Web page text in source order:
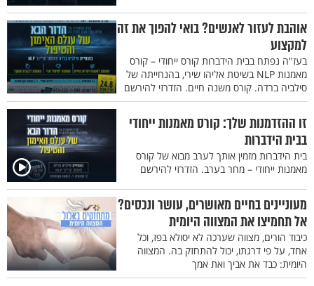
אוהבת לעזור לאנשים? בואי להפוך את זה
למקצוע
בעז"ה נפתח בבית הידברות קורס ייחודי – קורס
מאמנות NLP בשיטת אליהו שירי, בהנחייתה של
סילביה ברדה. קורס משנה חיים. הזדרזי להירשם
זו ההזדמנות שלך: קורס מאמנות ייחודי
בבית הידברות
בית הידברות מזמין אותך לערב מבוא של קורס
מאמנות ייחודי – מחר בערב. הזדרזי להירשם
מעוניינים בחיים מאושרים, עושר ונכסים?
אל תחמיצו את המצווה היומית
כיבוד הורים, מצווה שערכה לא יסולא בפז, וכל
אחד, על פי דרגתו, יכול להתחזק בה. המצווה
היומית: כבד את אביך ואת אמך